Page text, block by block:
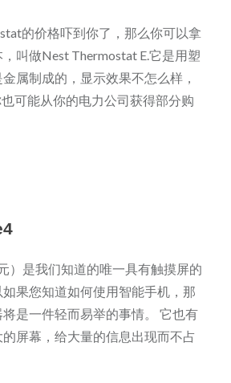
的价格吓到你了，那么你可以拿
叫做Nest Thermostat E.它是用塑
属制成的，显示效果不怎么样，
可能从你的电力公司获得部分购
）是我们知道的唯一具有触摸屏的
果您知道如何使用智能手机，那
是一件轻而易举的事情。 它也有
屏幕，给大量的信息出现而不占